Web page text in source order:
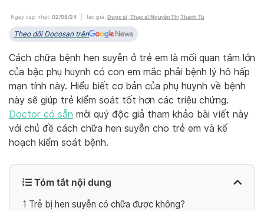
Ngày cập nhật: 02/08/24 Tác giả: Dược sĩ, Thạc sĩ Nguyễn Thị Thanh Tú
Theo dõi Docosan trên
Cách chữa bệnh hen suyễn ở trẻ em là mối quan tâm lớn
của bậc phụ huynh có con em mắc phải bệnh lý hô hấp
mạn tính này. Hiểu biết cơ bản của phụ huynh về bệnh
này sẽ giúp trẻ kiểm soát tốt hơn các triệu chứng.
Doctor có sẵn mời quý độc giả tham khảo bài viết này
với chủ đề cách chữa hen suyễn cho trẻ em và kế
hoạch kiểm soát bệnh.
Tóm tắt nội dung
1 Trẻ bị hen suyễn có chữa được không?